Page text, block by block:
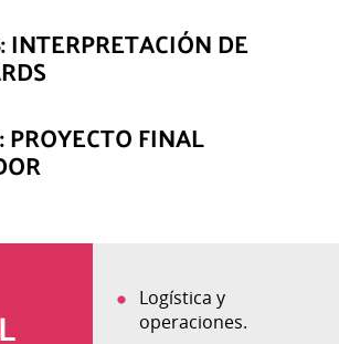
DE
FINAL
gestión
Logística y
operaciones.